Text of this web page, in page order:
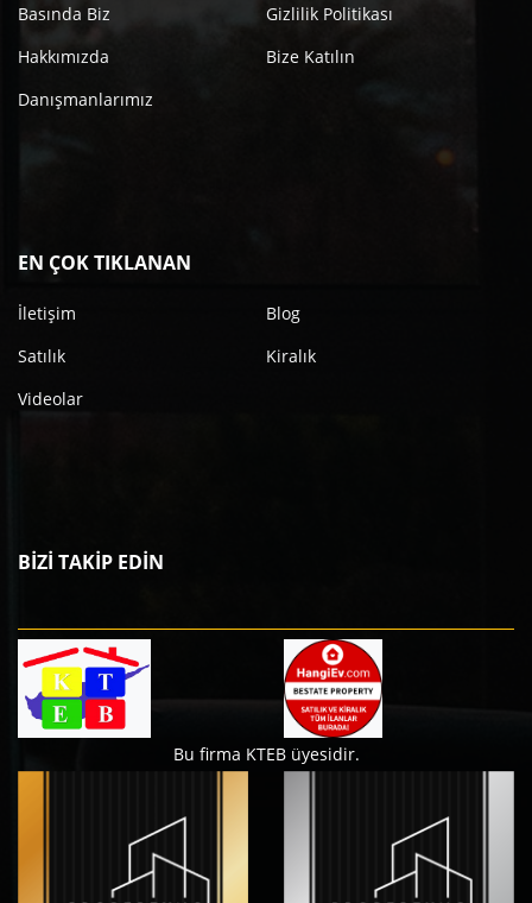
Basında Biz
Gizlilik Politikası
Hakkımızda
Bize Katılın
Danışmanlarımız
EN ÇOK TIKLANAN
İletişim
Blog
Satılık
Kiralık
Videolar
BİZİ TAKİP EDİN
Bu firma KTEB üyesidir.